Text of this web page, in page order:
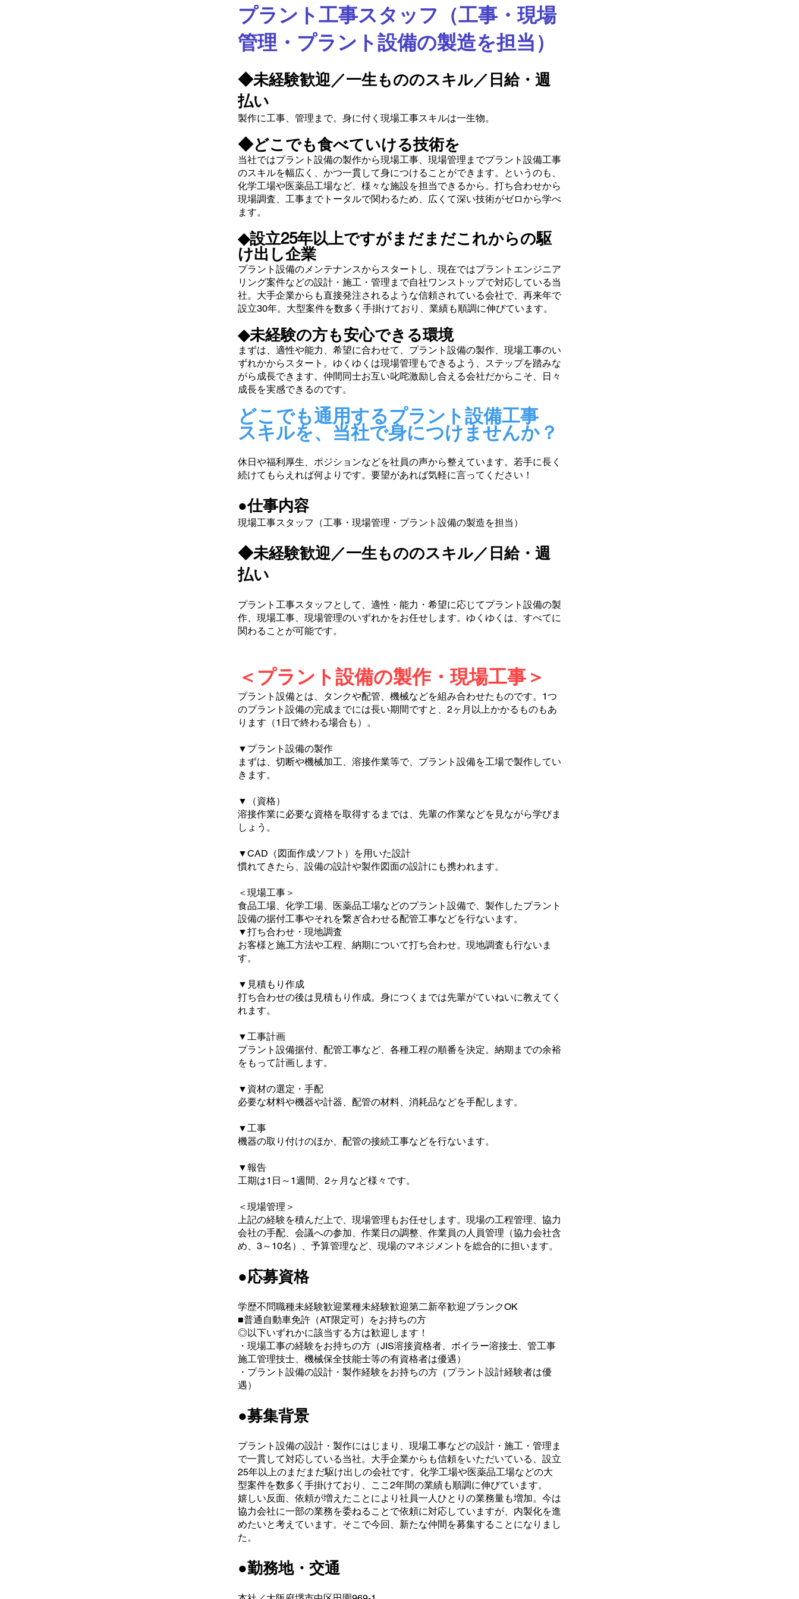
プラント工事スタッフ（工事・現場
管理・プラント設備の製造を担当）
◆未経験歓迎／一生もののスキル／日給・週
払い
製作に工事、管理まで。身に付く現場工事スキルは一生物。
◆どこでも食べていける技術を
当社ではプラント設備の製作から現場工事、現場管理までプラント設備工事
のスキルを幅広く、かつ一貫して身につけることができます。というのも、
化学工場や医薬品工場など、様々な施設を担当できるから。打ち合わせから
現場調査、工事までトータルで関わるため、広くて深い技術がゼロから学べ
ます。
◆設立25年以上ですがまだまだこれからの駆
け出し企業
プラント設備のメンテナンスからスタートし、現在ではプラントエンジニア
リング案件などの設計・施工・管理まで自社ワンストップで対応している当
社。大手企業からも直接発注されるような信頼されている会社で、再来年で
設立30年。大型案件を数多く手掛けており、業績も順調に伸びています。
◆未経験の方も安心できる環境
まずは、適性や能力、希望に合わせて、プラント設備の製作、現場工事のい
ずれかからスタート。ゆくゆくは現場管理もできるよう、ステップを踏みな
がら成長できます。仲間同士お互い叱咤激励し合える会社だからこそ、日々
成長を実感できるのです。
どこでも通用するプラント設備工事
スキルを、当社で身につけませんか？
休日や福利厚生、ポジションなどを社員の声から整えています。若手に長く
続けてもらえれば何よりです。要望があれば気軽に言ってください！
●仕事内容
現場工事スタッフ（工事・現場管理・プラント設備の製造を担当）
◆未経験歓迎／一生もののスキル／日給・週
払い
プラント工事スタッフとして、適性・能力・希望に応じてプラント設備の製
作、現場工事、現場管理のいずれかをお任せします。ゆくゆくは、すべてに
関わることが可能です。
＜プラント設備の製作・現場工事＞
プラント設備とは、タンクや配管、機械などを組み合わせたものです。1つ
のプラント設備の完成までには長い期間ですと、2ヶ月以上かかるものもあ
ります（1日で終わる場合も）。
▼プラント設備の製作
まずは、切断や機械加工、溶接作業等で、プラント設備を工場で製作してい
きます。
▼（資格）
溶接作業に必要な資格を取得するまでは、先輩の作業などを見ながら学びま
しょう。
▼CAD（図面作成ソフト）を用いた設計
慣れてきたら、設備の設計や製作図面の設計にも携われます。
＜現場工事＞
食品工場、化学工場、医薬品工場などのプラント設備で、製作したプラント
設備の据付工事やそれを繋ぎ合わせる配管工事などを行ないます。
▼打ち合わせ・現地調査
お客様と施工方法や工程、納期について打ち合わせ。現地調査も行ないま
す。
▼見積もり作成
打ち合わせの後は見積もり作成。身につくまでは先輩がていねいに教えてく
れます。
▼工事計画
プラント設備据付、配管工事など、各種工程の順番を決定。納期までの余裕
をもって計画します。
▼資材の選定・手配
必要な材料や機器や計器、配管の材料、消耗品などを手配します。
▼工事
機器の取り付けのほか、配管の接続工事などを行ないます。
▼報告
工期は1日～1週間、2ヶ月など様々です。
＜現場管理＞
上記の経験を積んだ上で、現場管理もお任せします。現場の工程管理、協力
会社の手配、会議への参加、作業日の調整、作業員の人員管理（協力会社含
め、3～10名）、予算管理など、現場のマネジメントを総合的に担います。
●応募資格
学歴不問職種未経験歓迎業種未経験歓迎第二新卒歓迎ブランクOK
■普通自動車免許（AT限定可）をお持ちの方
◎以下いずれかに該当する方は歓迎します！
・現場工事の経験をお持ちの方（JIS溶接資格者、ボイラー溶接士、管工事
施工管理技士、機械保全技能士等の有資格者は優遇）
・プラント設備の設計・製作経験をお持ちの方（プラント設計経験者は優
遇）
●募集背景
プラント設備の設計・製作にはじまり、現場工事などの設計・施工・管理ま
で一貫して対応している当社。大手企業からも信頼をいただいている、設立
25年以上のまだまだ駆け出しの会社です。化学工場や医薬品工場などの大
型案件を数多く手掛けており、ここ2年間の業績も順調に伸びています。
嬉しい反面、依頼が増えたことにより社員一人ひとりの業務量も増加。今は
協力会社に一部の業務を委ねることで依頼に対応していますが、内製化を進
めたいと考えています。そこで今回、新たな仲間を募集することになりまし
た。
●勤務地・交通